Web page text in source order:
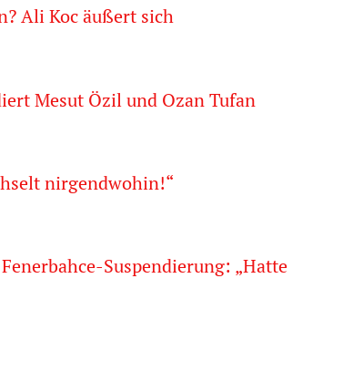
Ali Koc äußert sich
Mesut Özil und Ozan Tufan
nirgendwohin!“
Suspendierung: „Hatte